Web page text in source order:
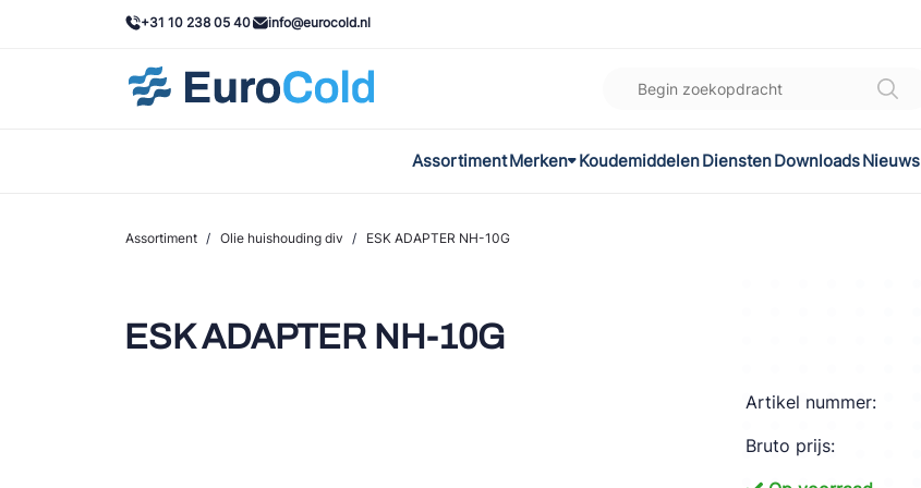
+31 10 238 05 40 info@eurocold.nl
AssortimentMerken
Castel
AWA
KoudemiddelenDienstenDownloadsNieuws
Assortiment / Olie huishouding div / ESK ADAPTER NH-10G
ESK ADAPTER NH-10G
Artikel nummer:
Bruto prijs: